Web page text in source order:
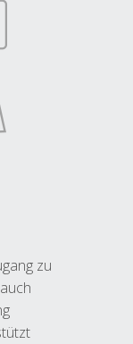
zu